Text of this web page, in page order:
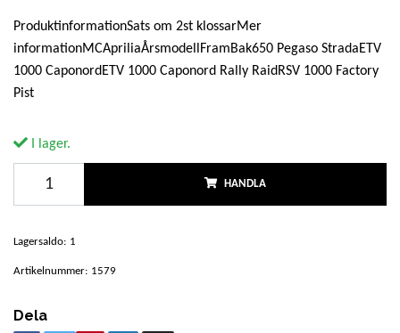
ProduktinformationSats om 2st klossarMer
informationMCApriliaÅrsmodellFramBak650 Pegaso StradaETV
1000 CaponordETV 1000 Caponord Rally RaidRSV 1000 Factory
Pist
I lager.
HANDLA
Lagersaldo: 1
Artikelnummer: 1579
Dela